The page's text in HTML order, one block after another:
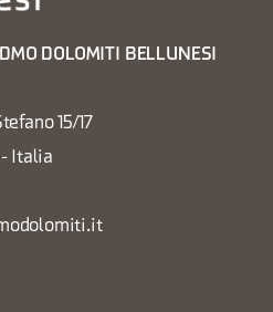
DOLOMITI BELLUNESI
15/17
- Italia